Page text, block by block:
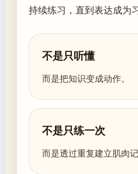
持续练习，直到表达成为
不是只听懂
而是把知识变成动作。
不是只练一次
而是透过重复建立肌肉记